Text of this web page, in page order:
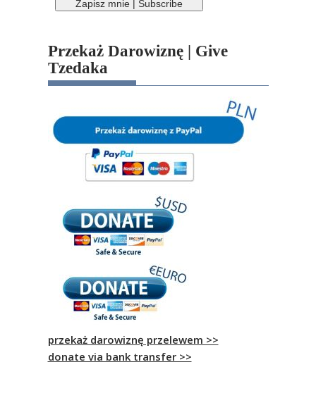
Przekaż Darowiznę | Give
Tzedaka
przekaż darowiznę przelewem >>
donate via bank transfer >>